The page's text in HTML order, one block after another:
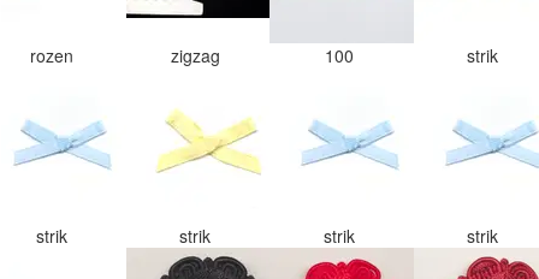
rozen zigzag 100 strik
strik strik strik strik